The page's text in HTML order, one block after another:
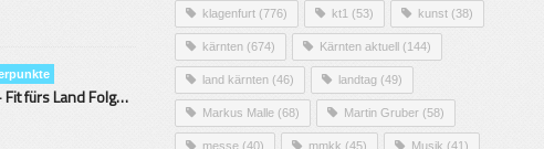
Mittelstand – Fit fürs Land Folge 9- Konditor
klagenfurt (776) kt1 (53) kunst (38)
kärnten (674) Kärnten aktuell (144)
land kärnten (46) landtag (49)
Markus Malle (68) Martin Gruber (58)
messe (40) mmkk (45) Musik (41)